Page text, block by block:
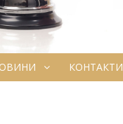
КОНТАКТИ